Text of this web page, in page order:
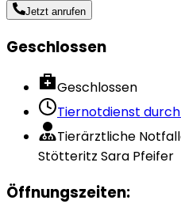
Jetzt anrufen
Geschlossen
Geschlossen
Tiernotdienst durch
Tierärztliche
Stötteritz Sara Pfeifer
Öffnungszeiten: